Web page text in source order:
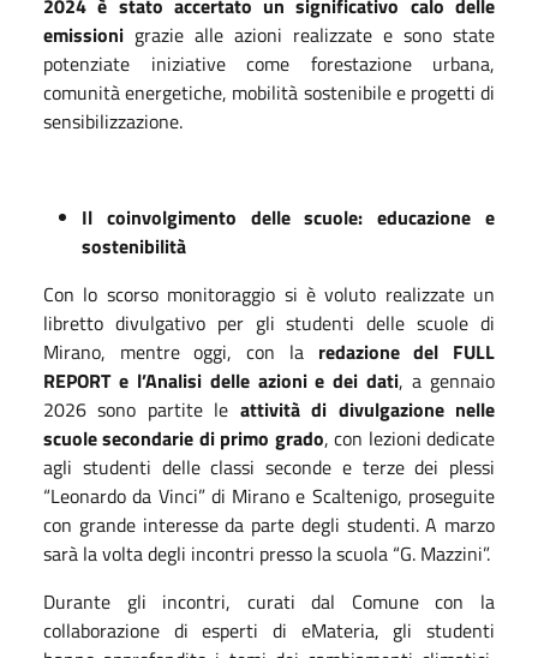
emissioni grazie alle azioni realizzate e sono state
potenziate iniziative come forestazione urbana,
comunità energetiche, mobilità sostenibile e progetti di
sensibilizzazione.
Il coinvolgimento delle scuole: educazione e
sostenibilità
Con lo scorso monitoraggio si è voluto realizzate un
libretto divulgativo per gli studenti delle scuole di
Mirano, mentre oggi, con la redazione del FULL
REPORT e l’Analisi delle azioni e dei dati, a gennaio
2026 sono partite le attività di divulgazione nelle
scuole secondarie di primo grado, con lezioni dedicate
agli studenti delle classi seconde e terze dei plessi
“Leonardo da Vinci” di Mirano e Scaltenigo, proseguite
con grande interesse da parte degli studenti. A marzo
sarà la volta degli incontri presso la scuola “G. Mazzini”.
Durante gli incontri, curati dal Comune con la
collaborazione di esperti di eMateria, gli studenti